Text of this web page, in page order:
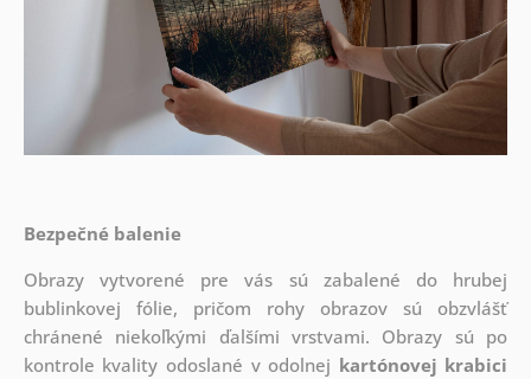
Bezpečné balenie
Obrazy vytvorené pre vás sú zabalené do hrubej
bublinkovej fólie, pričom rohy obrazov sú obzvlášť
chránené niekoľkými ďalšími vrstvami. Obrazy sú po
kontrole kvality odoslané v odolnej kartónovej krabici